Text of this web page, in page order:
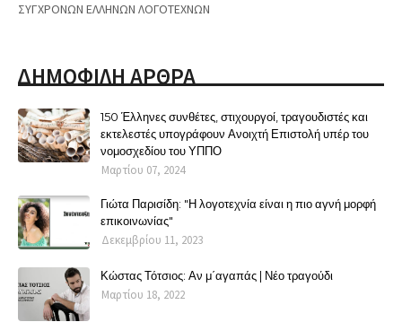
ΣΥΓΧΡΟΝΩΝ ΕΛΛΗΝΩΝ ΛΟΓΟΤΕΧΝΩΝ
ΔΗΜΟΦΙΛΗ ΑΡΘΡΑ
150 Έλληνες συνθέτες, στιχουργοί, τραγουδιστές και
εκτελεστές υπογράφουν Ανοιχτή Επιστολή υπέρ του
νομοσχεδίου του ΥΠΠΟ
Μαρτίου 07, 2024
Γιώτα Παρισίδη: "Η λογοτεχνία είναι η πιο αγνή μορφή
επικοινωνίας"
Δεκεμβρίου 11, 2023
Κώστας Τότσιος: Αν μ΄αγαπάς | Νέο τραγούδι
Μαρτίου 18, 2022